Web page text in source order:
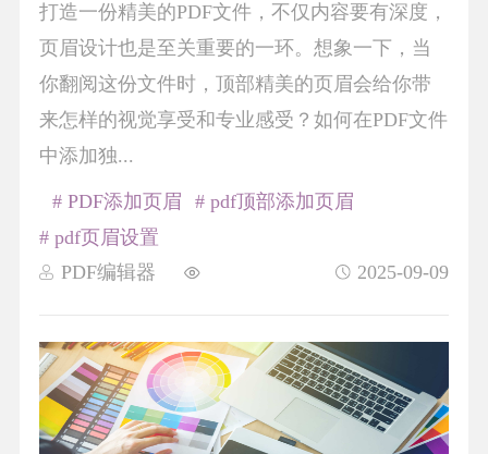
打造一份精美的PDF文件，不仅内容要有深度，
页眉设计也是至关重要的一环。想象一下，当
你翻阅这份文件时，顶部精美的页眉会给你带
来怎样的视觉享受和专业感受？如何在PDF文件
中添加独...
PDF编辑器 2025-09-09
# PDF添加页眉
# pdf顶部添加页眉
# pdf页眉设置